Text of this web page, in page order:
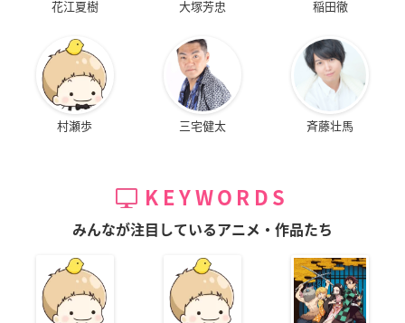
花江夏樹 大塚芳忠 稲田徹
村瀬歩 三宅健太 斉藤壮馬
KEYWORDS
みんなが注目しているアニメ・作品たち